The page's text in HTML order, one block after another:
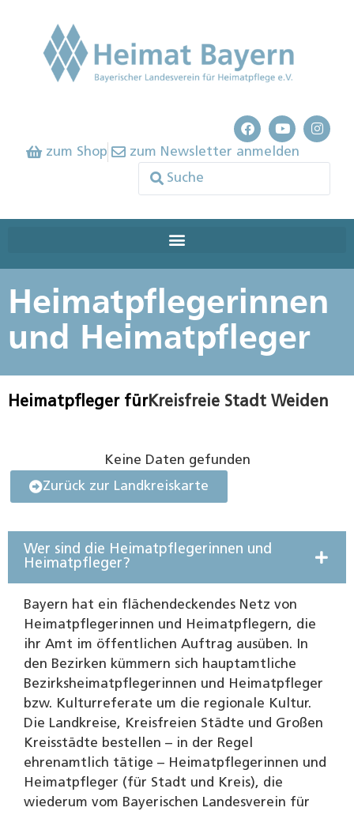
zum Shop zum Newsletter anmelden
Heimatpflegerinnen
und Heimatpfleger
Heimatpfleger fürKreisfreie Stadt Weiden
Keine Daten gefunden
Zurück zur Landkreiskarte
Wer sind die Heimatpflegerinnen und
Heimatpfleger?
Bayern hat ein flächendeckendes Netz von
Heimatpflegerinnen und Heimatpflegern, die
ihr Amt im öffentlichen Auftrag ausüben. In
den Bezirken kümmern sich hauptamtliche
Bezirksheimatpflegerinnen und Heimatpfleger
bzw. Kulturreferate um die regionale Kultur.
Die Landkreise, Kreisfreien Städte und Großen
Kreisstädte bestellen – in der Regel
ehrenamtlich tätige – Heimatpflegerinnen und
Heimatpfleger (für Stadt und Kreis), die
wiederum vom Bayerischen Landesverein für